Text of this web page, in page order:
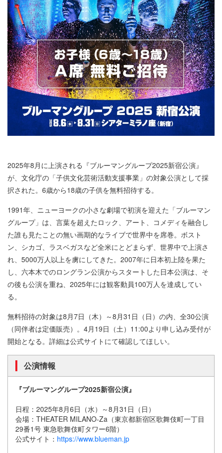
2025年8月に上演される『ブルーマングループ2025新宿公演』
が、文化庁の「子供文化芸術活動支援事業」の対象公演として採
択された。6歳から18歳の子供を無料招待する。
1991年、ニューヨークの小さな劇場で初演を迎えた「ブルーマン
グループ」は、言葉を超えたロック、アート、コメディを融合し
た誰も見たことの無い画期的なライブで世界中を席巻。ボスト
ン、シカゴ、ラスベガスなど全米にとどまらず、世界中で上演さ
れ、5000万人以上を虜にしてきた。2007年に日本初上陸を果た
し、六本木でのロングラン公演からスタートした日本公演は、そ
の後も公演を重ね、2025年には観客動員100万人を達成してい
る。
無料招待の対象は8月7日（木）～8月31日（日）の内、全30公演
（同伴者は定価販売）。4月19日（土）11:00より申し込み受付が
開始となる。詳細は公式サイトにて確認してほしい。
公演情報
『ブルーマングループ2025新宿公演』
日程：2025年8月6日（水）～8月31日（日）
会場：THEATER MILANO-Za（東京都新宿区歌舞伎町一丁目
29番1号 東急歌舞伎町タワー6階）
公式サイト： https://www.blueman.jp